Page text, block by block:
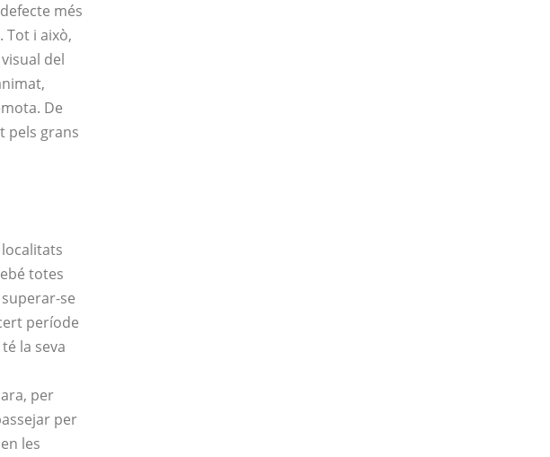
més
Tot i això,
del
De
pels grans
totes
se
període
la seva
per
per
les